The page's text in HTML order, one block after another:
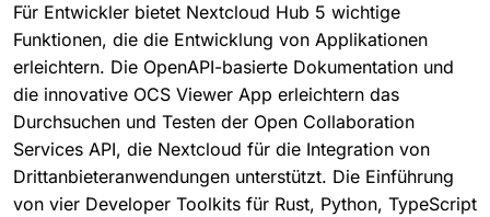
Für Entwickler bietet Nextcloud Hub 5 wichtige
Funktionen, die die Entwicklung von Applikationen
erleichtern. Die OpenAPI-basierte Dokumentation und
die innovative OCS Viewer App erleichtern das
Durchsuchen und Testen der Open Collaboration
Services API, die Nextcloud für die Integration von
Drittanbieteranwendungen unterstützt. Die Einführung
von vier Developer Toolkits für Rust, Python, TypeScript